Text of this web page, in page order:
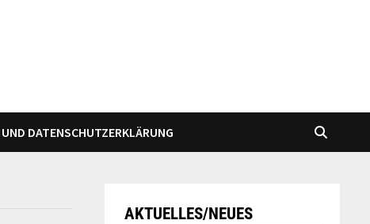
DATENSCHUTZERKLÄRUNG
AKTUELLES/NEUES